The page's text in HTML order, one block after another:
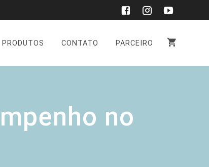
PRODUTOS CONTATO PARCEIRO
no